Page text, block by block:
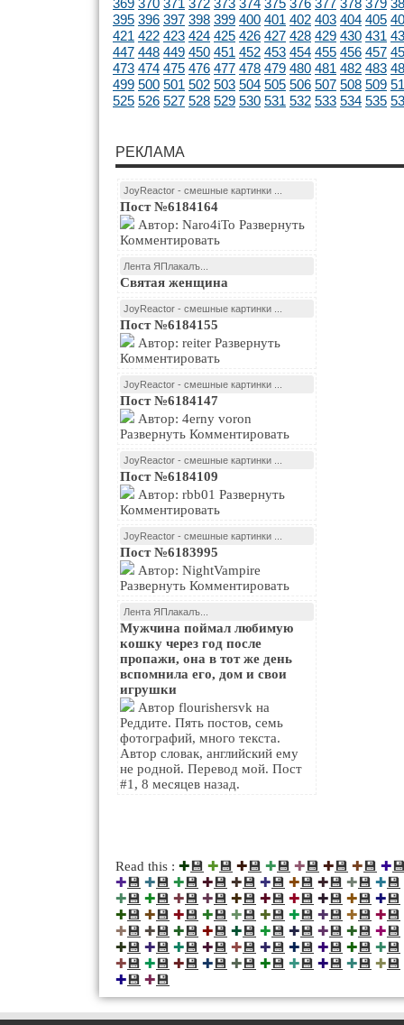
369 370 371 372 373 374 375 376 377 378 379
395 396 397 398 399 400 401 402 403 404 405
421 422 423 424 425 426 427 428 429 430 431
447 448 449 450 451 452 453 454 455 456 457
473 474 475 476 477 478 479 480 481 482 483
499 500 501 502 503 504 505 506 507 508 509
525 526 527 528 529 530 531 532 533 534 535
РЕКЛАМА
JoyReactor - смешные картинки ...
Пост №6184164
Комментировать
Лента ЯПлакалъ...
Святая женщина
JoyReactor - смешные картинки ...
Пост №6184155
Комментировать
JoyReactor - смешные картинки ...
Пост №6184147
Развернуть Комментировать
JoyReactor - смешные картинки ...
Пост №6184109
Комментировать
JoyReactor - смешные картинки ...
Пост №6183995
Развернуть Комментировать
Лента ЯПлакалъ...
Мужчина поймал любимую
кошку через год после
пропажи, она в тот же день
вспомнила его, дом и свои
игрушки
Реддите. Пять постов, семь
фотографий, много текста.
Автор словак, английский ему
не родной. Перевод мой. Пост
#1, 8 месяцев назад.
Read this : ✚💾 ✚💾 ✚💾 ✚💾 ✚💾 ✚💾 ✚💾 ✚
✚💾 ✚💾 ✚💾 ✚💾 ✚💾 ✚💾 ✚💾 ✚💾 ✚💾 ✚💾
✚💾 ✚💾 ✚💾 ✚💾 ✚💾 ✚💾 ✚💾 ✚💾 ✚💾 ✚💾
✚💾 ✚💾 ✚💾 ✚💾 ✚💾 ✚💾 ✚💾 ✚💾 ✚💾 ✚💾
✚💾 ✚💾 ✚💾 ✚💾 ✚💾 ✚💾 ✚💾 ✚💾 ✚💾 ✚💾
✚💾 ✚💾 ✚💾 ✚💾 ✚💾 ✚💾 ✚💾 ✚💾 ✚💾 ✚💾
✚💾 ✚💾 ✚💾 ✚💾 ✚💾 ✚💾 ✚💾 ✚💾 ✚💾 ✚💾
✚💾 ✚💾